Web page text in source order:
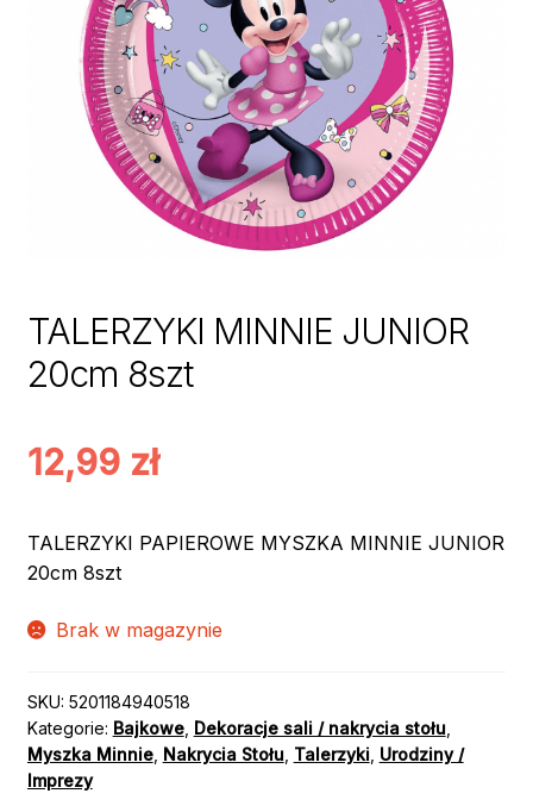
Moje konto
Koszyk
TALERZYKI MINNIE JUNIOR
20cm 8szt
12,99 zł
TALERZYKI PAPIEROWE MYSZKA MINNIE JUNIOR
20cm 8szt
Brak w magazynie
SKU: 5201184940518
Kategorie: Bajkowe, Dekoracje sali / nakrycia stołu,
Myszka Minnie, Nakrycia Stołu, Talerzyki, Urodziny /
Imprezy